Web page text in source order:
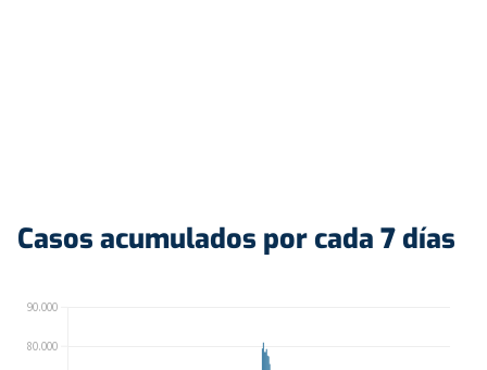
Casos acumulados por cada 7 días